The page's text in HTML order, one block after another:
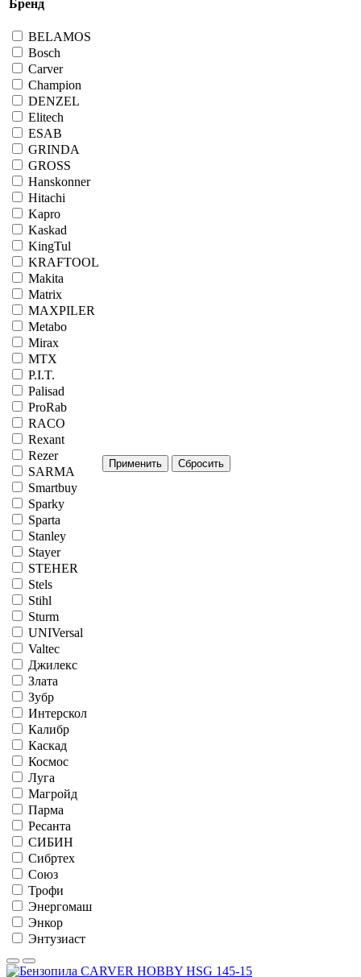
Бренд
BELAMOS
Bosch
Carver
Champion
DENZEL
Elitech
ESAB
GRINDA
GROSS
Hanskonner
Hitachi
Kapro
Kaskad
KingTul
KRAFTOOL
Makita
Matrix
MAXPILER
Metabo
Mirax
MTX
P.I.T.
Palisad
ProRab
RACO
Rexant
Rezer
SARMA
Smartbuy
Sparky
Sparta
Stanley
Stayer
STEHER
Stels
Stihl
Sturm
UNIVersal
Valtec
Джилекс
Злата
Зубр
Интерскол
Калибр
Каскад
Космос
Луга
Магройд
Парма
Ресанта
СИБИН
Сибртех
Союз
Трофи
Энергомаш
Энкор
Энтузиаст